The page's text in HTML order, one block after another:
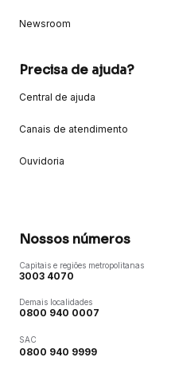
Newsroom
Precisa de ajuda?
Central de ajuda
Canais de atendimento
Ouvidoria
Nossos números
Capitais e regiões metropolitanas
3003 4070
Demais localidades
0800 940 0007
SAC
0800 940 9999